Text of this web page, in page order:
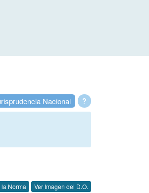
?
Nacional
la Norma Ver Imagen del D.O.